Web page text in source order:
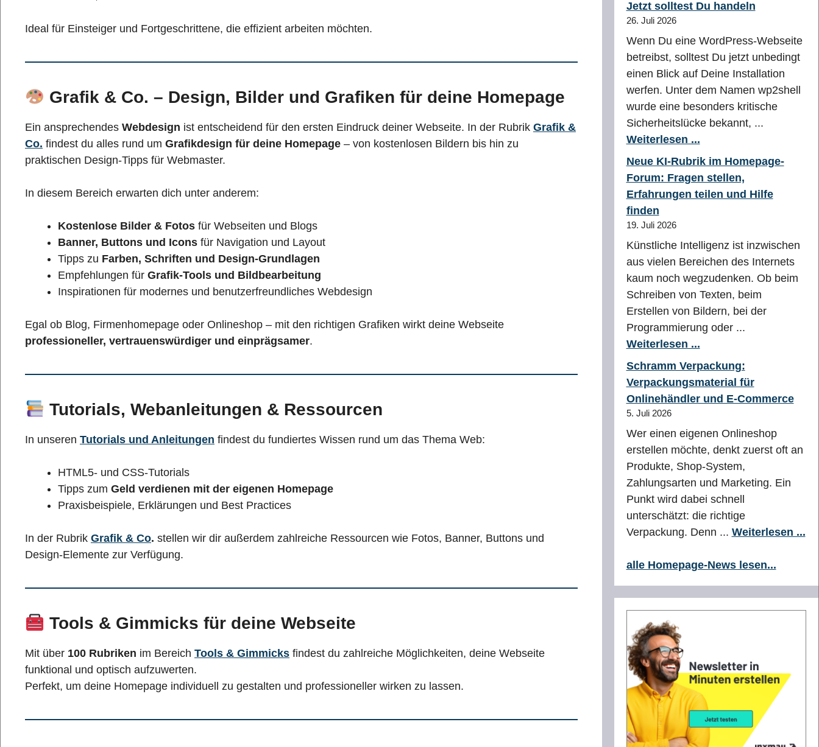
Ideal für Einsteiger und Fortgeschrittene, die effizient arbeiten möchten.
Grafik & Co. – Design, Bilder und Grafiken für deine Homepage
Ein ansprechendes Webdesign ist entscheidend für den ersten Eindruck deiner Webseite. In der Rubrik Grafik &
Co. findest du alles rund um Grafikdesign für deine Homepage – von kostenlosen Bildern bis hin zu
praktischen Design-Tipps für Webmaster.
In diesem Bereich erwarten dich unter anderem:
Kostenlose Bilder & Fotos für Webseiten und Blogs
Banner, Buttons und Icons für Navigation und Layout
Tipps zu Farben, Schriften und Design-Grundlagen
Empfehlungen für Grafik-Tools und Bildbearbeitung
Inspirationen für modernes und benutzerfreundliches Webdesign
Egal ob Blog, Firmenhomepage oder Onlineshop – mit den richtigen Grafiken wirkt deine Webseite
professioneller, vertrauenswürdiger und einprägsamer.
Tutorials, Webanleitungen & Ressourcen
In unseren Tutorials und Anleitungen findest du fundiertes Wissen rund um das Thema Web:
HTML5- und CSS-Tutorials
Tipps zum Geld verdienen mit der eigenen Homepage
Praxisbeispiele, Erklärungen und Best Practices
In der Rubrik Grafik & Co. stellen wir dir außerdem zahlreiche Ressourcen wie Fotos, Banner, Buttons und
Design-Elemente zur Verfügung.
Tools & Gimmicks für deine Webseite
Mit über 100 Rubriken im Bereich Tools & Gimmicks findest du zahlreiche Möglichkeiten, deine Webseite
funktional und optisch aufzuwerten.
Perfekt, um deine Homepage individuell zu gestalten und professioneller wirken zu lassen.
Jetzt solltest Du handeln
26. Juli 2026
Wenn Du eine WordPress-Webseite
betreibst, solltest Du jetzt unbedingt
einen Blick auf Deine Installation
werfen. Unter dem Namen wp2shell
wurde eine besonders kritische
Sicherheitslücke bekannt, ...
Weiterlesen ...
Neue KI-Rubrik im Homepage-
Forum: Fragen stellen,
Erfahrungen teilen und Hilfe
finden
19. Juli 2026
Künstliche Intelligenz ist inzwischen
aus vielen Bereichen des Internets
kaum noch wegzudenken. Ob beim
Schreiben von Texten, beim
Erstellen von Bildern, bei der
Programmierung oder ...
Weiterlesen ...
Schramm Verpackung:
Verpackungsmaterial für
Onlinehändler und E-Commerce
5. Juli 2026
Wer einen eigenen Onlineshop
erstellen möchte, denkt zuerst oft an
Produkte, Shop-System,
Zahlungsarten und Marketing. Ein
Punkt wird dabei schnell
unterschätzt: die richtige
Verpackung. Denn ... Weiterlesen ...
alle Homepage-News lesen...